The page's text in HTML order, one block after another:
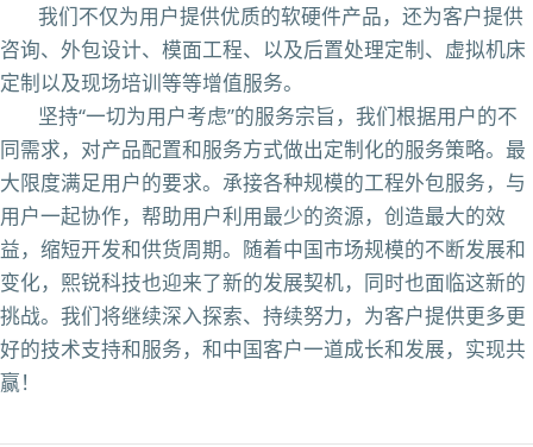
我们不仅为用户提供优质的软硬件产品，还为客户提供
咨询、外包设计、模面工程、以及后置处理定制、虚拟机床
定制以及现场培训等等增值服务。
坚持“一切为用户考虑”的服务宗旨，我们根据用户的不
同需求，对产品配置和服务方式做出定制化的服务策略。最
大限度满足用户的要求。承接各种规模的工程外包服务，与
用户一起协作，帮助用户利用最少的资源，创造最大的效
益，缩短开发和供货周期。随着中国市场规模的不断发展和
变化，熙锐科技也迎来了新的发展契机，同时也面临这新的
挑战。我们将继续深入探索、持续努力，为客户提供更多更
好的技术支持和服务，和中国客户一道成长和发展，实现共
赢！